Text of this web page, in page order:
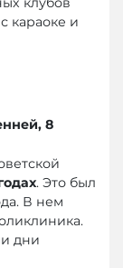
караоке и
8
. Это был
В нем
дни